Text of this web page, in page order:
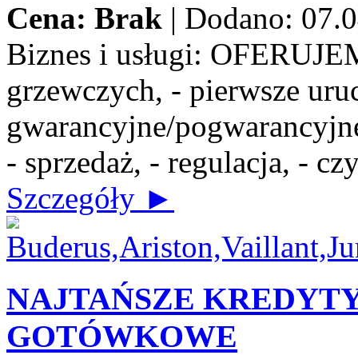
Cena: Brak | Dodano:
Biznes i usługi:
grzewczych, - pierwsze
gwarancyjne/
- sprzedaż, - regulacja, -
Szczegóły ►
NAJTAŃSZE
GOTÓWKOWE